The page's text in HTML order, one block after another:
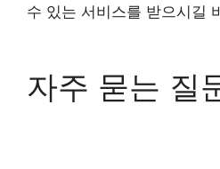
수 있는 서비스를 받으시길
자주 묻는 질